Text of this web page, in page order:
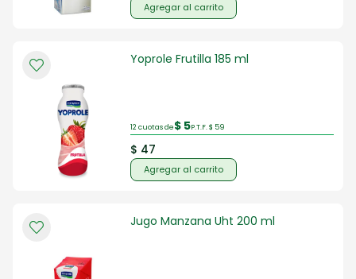
Agregar al carrito
Yoprole Frutilla 185 ml
12 cuotas de$ 5P.T.F. $ 59
$ 47
Agregar al carrito
Jugo Manzana Uht 200 ml